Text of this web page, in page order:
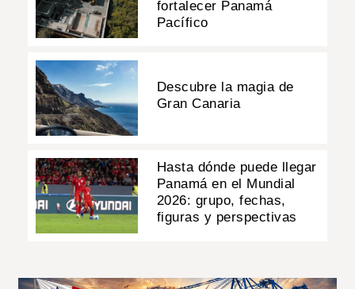
fortalecer Panamá
Pacífico
Descubre la magia de
Gran Canaria
Hasta dónde puede llegar
Panamá en el Mundial
2026: grupo, fechas,
figuras y perspectivas